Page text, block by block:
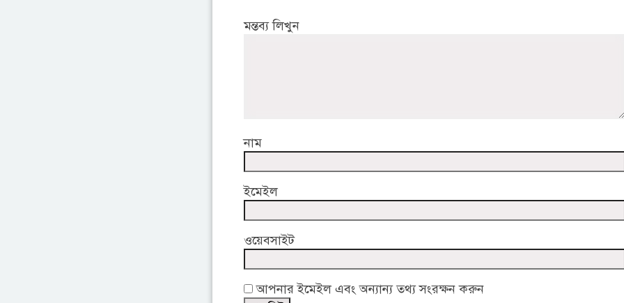
মন্তব্য লিখুন
নাম
ইমেইল
ওয়েবসাইট
আপনার ইমেইল এবং অন্যান্য তথ্য সংরক্ষন করুন